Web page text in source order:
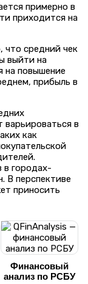
примерно в
приходится на
что средний чек
выйти на
на повышение
прибыль в
варьироваться в
как
в городах-
В перспективе
приносить
Финансовый
анализ по РСБУ